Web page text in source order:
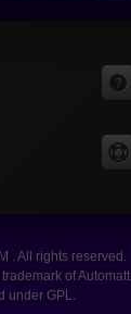
. All rights reserved.
of
GPL.